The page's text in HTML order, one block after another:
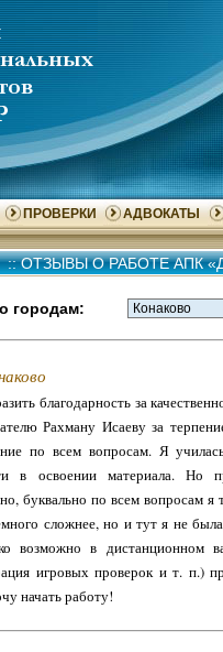
ПРОВЕРКИ АДВОКАТЫ
::ОТЗЫВЫ О РАБОТЕ АПК
городам:
благодарность за
Рахману Исаеву за
по всем вопросам. Я
в освоении материала. Но
буквально по всем вопросам я
сложнее, но и тут я не
возможно в дистанционном
игровых проверок и т. п.)
начать работу!